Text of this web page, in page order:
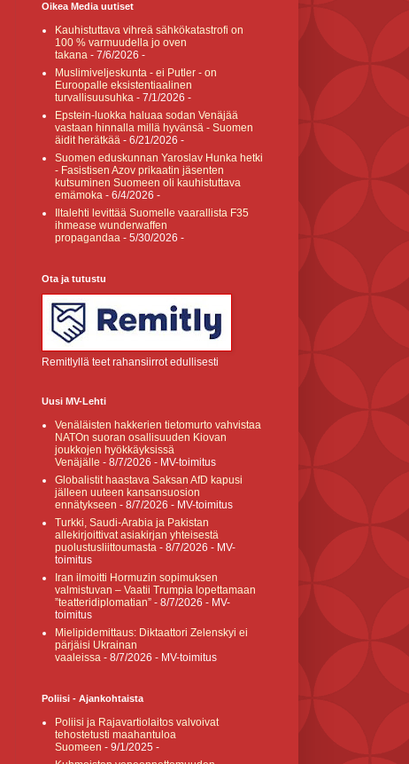
Oikea Media uutiset
Kauhistuttava vihreä sähkökatastrofi on
100 % varmuudella jo oven
takana - 7/6/2026 -
Muslimiveljeskunta - ei Putler - on
Euroopalle eksistentiaalinen
turvallisuusuhka - 7/1/2026 -
Epstein-luokka haluaa sodan Venäjää
vastaan hinnalla millä hyvänsä - Suomen
äidit herätkää - 6/21/2026 -
Suomen eduskunnan Yaroslav Hunka hetki
- Fasistisen Azov prikaatin jäsenten
kutsuminen Suomeen oli kauhistuttava
emämoka - 6/4/2026 -
Iltalehti levittää Suomelle vaarallista F35
ihmease wunderwaffen
propagandaa - 5/30/2026 -
Ota ja tutustu
Remitlyllä teet rahansiirrot edullisesti
Uusi MV-Lehti
Venäläisten hakkerien tietomurto vahvistaa
NATOn suoran osallisuuden Kiovan
joukkojen hyökkäyksissä
Venäjälle - 8/7/2026 - MV-toimitus
Globalistit haastava Saksan AfD kapusi
jälleen uuteen kansansuosion
ennätykseen - 8/7/2026 - MV-toimitus
Turkki, Saudi-Arabia ja Pakistan
allekirjoittivat asiakirjan yhteisestä
puolustusliittoumasta - 8/7/2026 - MV-
toimitus
Iran ilmoitti Hormuzin sopimuksen
valmistuvan – Vaatii Trumpia lopettamaan
”teatteridiplomatian” - 8/7/2026 - MV-
toimitus
Mielipidemittaus: Diktaattori Zelenskyi ei
pärjäisi Ukrainan
vaaleissa - 8/7/2026 - MV-toimitus
Poliisi - Ajankohtaista
Poliisi ja Rajavartiolaitos valvoivat
tehostetusti maahantuloa
Suomeen - 9/1/2025 -